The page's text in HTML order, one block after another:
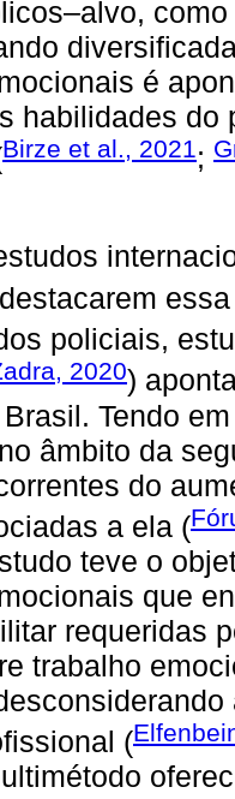
é
habilidades
Birze et al., 2021;
policiais,
2020)
Tendo
âmbito da
do
a ela (
teve o
que
requeridas
trabalho
(